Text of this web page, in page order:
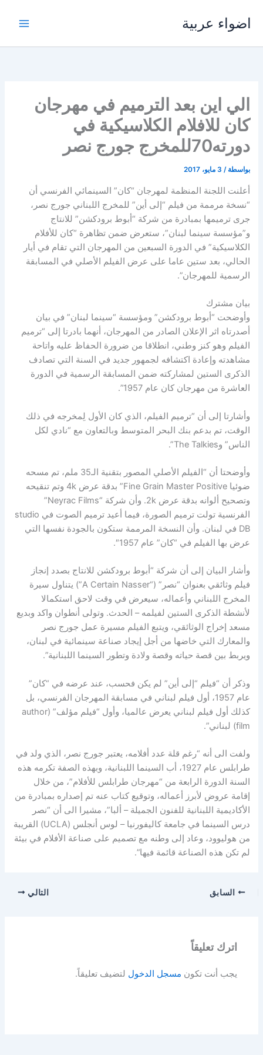
اضواء عربية
الي اين بعد الترميم في مهرجان
كان للافلام الكلاسيكية في
دورته70للمخرج جورج نصر
بواسطة / 3 مايو، 2017
أعلنت اللجنة المنظمة لمهرجان “كان” السينمائي الفرنسي أن
“نسخة مرممة من فيلم “إلى أين” للمخرج اللبناني جورج نصر،
جرى ترميمها بمبادرة من شركة “أبوط برودكشن” للانتاج
و”مؤسسة سينما لبنان”، ستعرض ضمن تظاهرة “كان للأفلام
الكلاسيكية” في الدورة السبعين من المهرجان التي تقام في أيار
الحالي، بعد ستين عاما على عرض الفيلم الأصلي في المسابقة
الرسمية للمهرجان”.
بيان مشترك
وأوضحت “أبوط برودكشن” ومؤسسة “سينما لبنان” في بيان
أصدرتاه اثر الإعلان الصادر من المهرجان، أنهما بادرتا إلى “ترميم
الفيلم وهو كنز وطني، انطلاقا من ضرورة الحفاظ عليه واتاحة
مشاهدته وإعادة اكتشافه لجمهور جديد في السنة التي تصادف
الذكرى الستين لمشاركته ضمن المسابقة الرسمية في الدورة
العاشرة من مهرجان كان عام 1957”.
وأشارتا إلى أن “ترميم الفيلم، الذي كان الأول لِمخرجه في ذلك
الوقت، تم بدعم بنك البحر المتوسط وبالتعاون مع “نادي لكل
الناس” وThe Talkies”.
وأوضحتا أن “الفيلم الأصلي المصور بتقنية الـ35 ملم، تم مسحه
ضوئيا Fine Grain Master Positive” بدقة عرض 4k وتم تنقيحه
وتصحيح ألوانه بدقة عرض 2k. وأن شركة “Neyrac Films”
الفرنسية تولت ترميم الصورة، فيما أعيد ترميم الصوت في studio
DB في لبنان. وأن النسخة المرممة ستكون بالجودة نفسها التي
عرض بها الفيلم في “كان” عام 1957″.
وأشار البيان إلى أن شركة “أبوط برودكشن للانتاج بصدد إنجاز
فيلم وثائقي بعنوان “نصر” (“A Certain Nasser”) يتناول سيرة
المخرج اللبناني وأعماله، سيعرض في وقت لاحق استكمالا
لأنشطة الذكرى الستين لفيلمه – الحدث. وتولى أنطوان واكد وبديع
مسعد إخراج الوثائقي، ويتبع الفيلم مسيرة عمل جورج نصر
والمعارك التي خاضها من أجل إيجاد صناعة سينمائية في لبنان،
ويربط بين قصة حياته وقصة ولادة وتطور السينما اللبنانية”.
وذكر أن “فيلم “إلى أين” لم يكن فحسب، عند عرضه في “كان”
عام 1957، أول فيلم لبناني في مسابقة المهرجان الفرنسي، بل
كذلك أول فيلم لبناني يعرض عالميا، وأول “فيلم مؤلف” (author
film) لبناني”.
ولفت الى أنه “رغم قلة عدد أفلامه، يعتبر جورج نصر، الذي ولد في
طرابلس عام 1927، أب السينما اللبنانية، وبهذه الصفة تكرمه هذه
السنة الدورة الرابعة من “مهرجان طرابلس للأفلام”، من خلال
إقامة عروض لأبرز أعماله، وتوقيع كتاب عنه تم إصداره بمبادرة من
الأكاديمية اللبنانية للفنون الجميلة – ألبا”، مشيرا الى أن “نصر
درس السينما في جامعة كاليفورنيا – لوس أنجلس (UCLA) القريبة
من هوليوود، وعاد إلى وطنه مع تصميم على صناعة الأفلام في بيئة
لم تكن هذه الصناعة قائمة فيها”.
السابق التالي
اترك تعليقاً
يجب أنت تكون مسجل الدخول لتضيف تعليقاً.